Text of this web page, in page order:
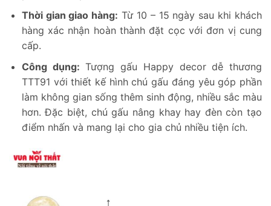
Thời gian giao hàng: Từ 10 – 15 ngày sau khi khách
hàng xác nhận hoàn thành đặt cọc với đơn vị cung
cấp.
Công dụng: Tượng gấu Happy decor dễ thương
TTT91 với thiết kế hình chú gấu đáng yêu góp phần
làm không gian sống thêm sinh động, nhiều sắc màu
hơn. Đặc biệt, chú gấu nâng khay hay đèn còn tạo
điểm nhấn và mang lại cho gia chủ nhiều tiện ích.